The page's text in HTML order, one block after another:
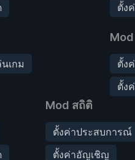
เกม
ตั้ง
ตั้ง
ตั้ง
Mod สถิติ
ตั้งค่าประสบการณ์
ตั้งค่าอัญเชิญ